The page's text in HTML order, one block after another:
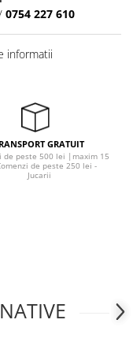
0754 227 610
informatii
GRATUIT
de peste 500 lei |maxim 15
de peste 250 lei -
Jucarii